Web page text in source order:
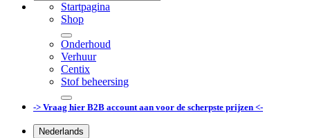
Startpagina
Shop
Onderhoud
Verhuur
Centix
Stof beheersing
-> Vraag hier B2B account aan voor de scherpste prijzen <-
Nederlands